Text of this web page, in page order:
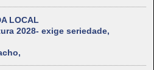
LOCAL
2028- exige seriedade,